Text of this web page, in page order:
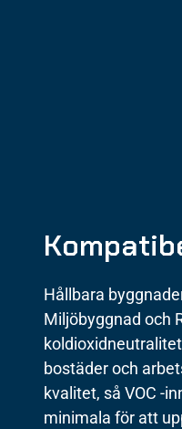
Hållbara
Miljöbyggnad och
bostäder och
kvalitet, så VOC -
minimala för att